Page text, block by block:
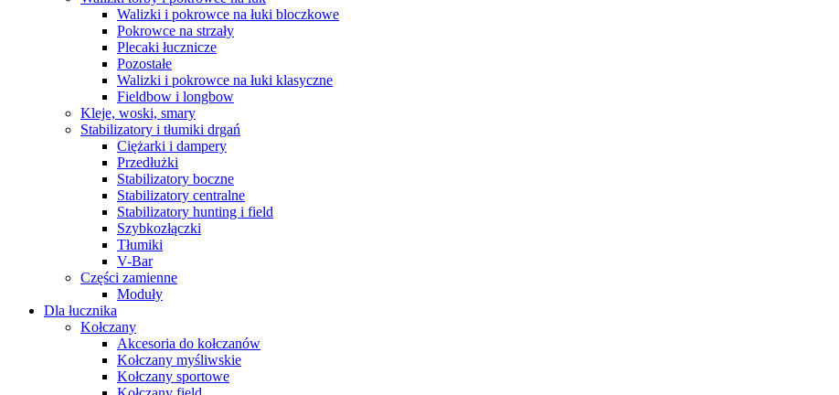
Walizki i pokrowce na łuki bloczkowe
Pokrowce na strzały
Plecaki łucznicze
Pozostałe
Walizki i pokrowce na łuki klasyczne
Fieldbow i longbow
Kleje, woski, smary
Stabilizatory i tłumiki drgań
Ciężarki i dampery
Przedłużki
Stabilizatory boczne
Stabilizatory centralne
Stabilizatory hunting i field
Szybkozłączki
Tłumiki
V-Bar
Części zamienne
Moduły
Dla łucznika
Kołczany
Akcesoria do kołczanów
Kołczany myśliwskie
Kołczany sportowe